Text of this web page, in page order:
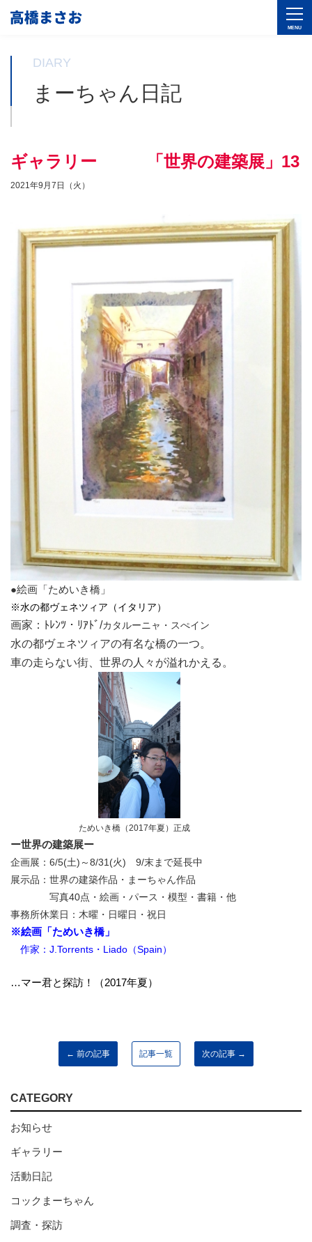
DIARY
まーちゃん日記
ギャラリー 「世界の建築展」13
2021年9月7日（火）
●絵画「ためいき橋」
※水の都ヴェネツィア（イタリア）
画家：ﾄﾚﾝﾂ・ﾘｱﾄﾞ/カタルーニャ・スぺイン
水の都ヴェネツィアの有名な橋の一つ。
車の走らない街、世界の人々が溢れかえる。
ためいき橋（2017年夏）正成
ー世界の建築展ー
企画展：6/5(土)～8/31(火) 9/末まで延長中
展示品：世界の建築作品・まーちゃん作品
写真40点・絵画・パース・模型・書籍・他
事務所休業日：木曜・日曜日・祝日
※絵画「ためいき橋」
作家：J.Torrents・Liado（Spain）
…マー君と探訪！（2017年夏）
← 前の記事 記事一覧 次の記事 →
CATEGORY
お知らせ
ギャラリー
活動日記
コックまーちゃん
調査・探訪